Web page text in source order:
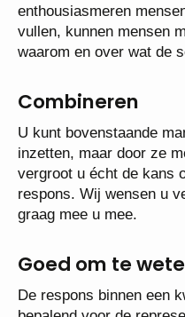
enthousiasmeren
vullen, kunnen mensen
waarom en over wat de
Combineren
U kunt bovenstaande
inzetten, maar door ze
vergroot u écht de kans
respons. Wij wensen u
graag mee u mee.
Goed om te
De respons binnen een